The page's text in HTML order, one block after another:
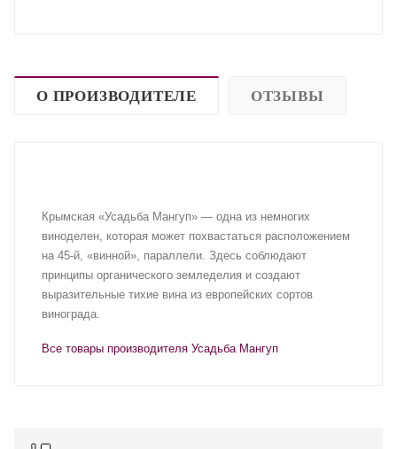
О ПРОИЗВОДИТЕЛЕ ОТЗЫВЫ
Крымская «Усадьба Мангуп» — одна из немногих
виноделен, которая может похвастаться расположением
на 45-й, «винной», параллели. Здесь соблюдают
принципы органического земледелия и создают
выразительные тихие вина из европейских сортов
винограда.
Все товары производителя Усадьба Мангуп